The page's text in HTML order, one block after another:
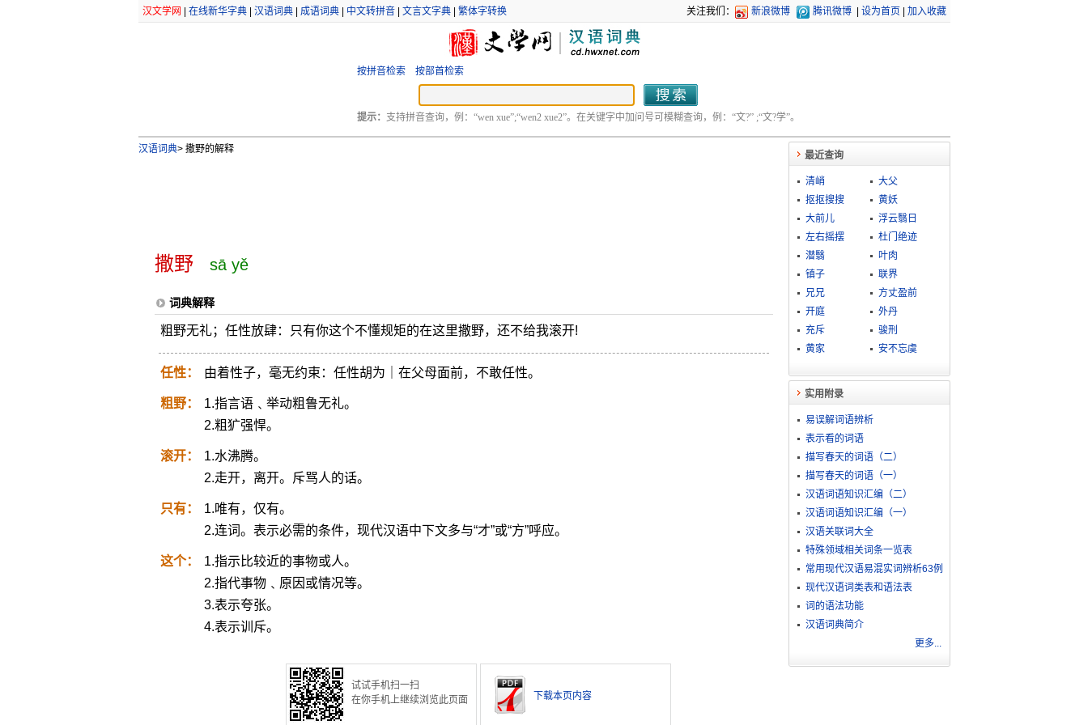
汉文学网 在线新华字典| 汉语词典| 成语词典| 中文转拼音| 文言文字典| 繁体字转换 关注我们： 新浪微博 腾讯微博 设为首页 加入收藏
按拼音检索 按部首检索
提示： 支持拼音查询，例：“wen xue”;“wen2 xue2”。在关键字中加问号可模糊查询，例：“文?” ;“文?学”。
汉语词典>撒野的解释
撒野 sā yě
词典解释
粗野无礼；任性放肆：只有你这个不懂规矩的在这里撒野，还不给我滚开!
任性： 由着性子，毫无约束：任性胡为｜在父母面前，不敢任性。
粗野：
1.指言语﹑举动粗鲁无礼。
2.粗犷强悍。
滚开：
1.水沸腾。
2.走开，离开。斥骂人的话。
只有：
1.唯有，仅有。
2.连词。表示必需的条件，现代汉语中下文多与“才”或“方”呼应。
这个：
1.指示比较近的事物或人。
2.指代事物﹑原因或情况等。
3.表示夸张。
4.表示训斥。
试试手机扫一扫
在你手机上继续浏览此页面
下载本页内容
最近查询
清峭
大父
抠抠搜搜
黄妖
大前儿
浮云翳日
左右摇摆
杜门绝迹
潜翳
叶肉
镇子
联界
兄兄
方丈盈前
开庭
外丹
充斥
骏刑
黄家
安不忘虞
实用附录
易误解词语辨析
表示看的词语
描写春天的词语（二）
描写春天的词语（一）
汉语词语知识汇编（二）
汉语词语知识汇编（一）
汉语关联词大全
特殊领域相关词条一览表
常用现代汉语易混实词辨析63例
现代汉语词类表和语法表
词的语法功能
汉语词典简介
更多...